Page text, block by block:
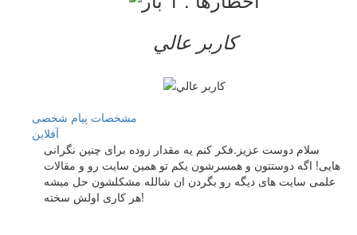
کاربر عالي
مشخصات پیام شخصی
آفلاين
سلام دوست عزیز.فکر کنم یه مقدار زوده برای چنین نگرانی
هایی! اگه دوستتون و همسرشون یکم تو همین سایت رو و مقالات
علمی سایت های دیگه رو بگردن ان شالله مشکلشون حل میشه
هر کاری اولش سخته!